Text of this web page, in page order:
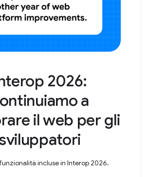
2026:
a
il web per gli
incluse in Interop 2026.